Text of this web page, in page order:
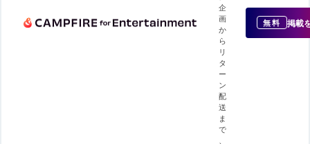
企
画
か
ら
リ
タ
ー
ン
配
送
ま
で
無料 掲載